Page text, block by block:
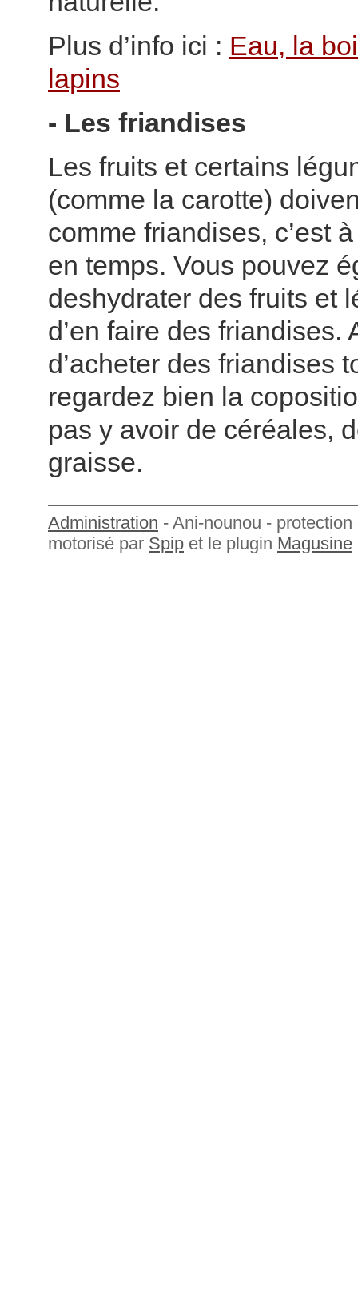
Plus d’info ici : Eau, la
lapins
- Les friandises
Les fruits et certains
(comme la carotte)
comme friandises, c’est
en temps. Vous pouvez
deshydrater des fruits et
d’en faire des friandises.
d’acheter des friandises
regardez bien la
pas y avoir de céréales,
graisse.
Administration - Ani-nounou -
motorisé par Spip et le plugin Magusine